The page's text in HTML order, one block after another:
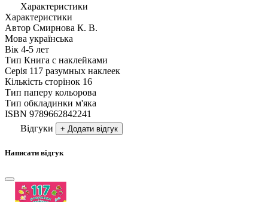
Характеристики
Характеристики
Автор Смирнова К. В.
Мова українська
Вік 4-5 лет
Тип Книга с наклейками
Серія 117 разумных наклеек
Кількість сторінок 16
Тип паперу кольорова
Тип обкладинки м'яка
ISBN 9789662842241
Відгуки
+ Додати відгук
Написати відгук